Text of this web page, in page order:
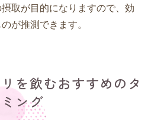
取が目的になりますので、効
が推測できます。
を飲むおすすめのタ
ング